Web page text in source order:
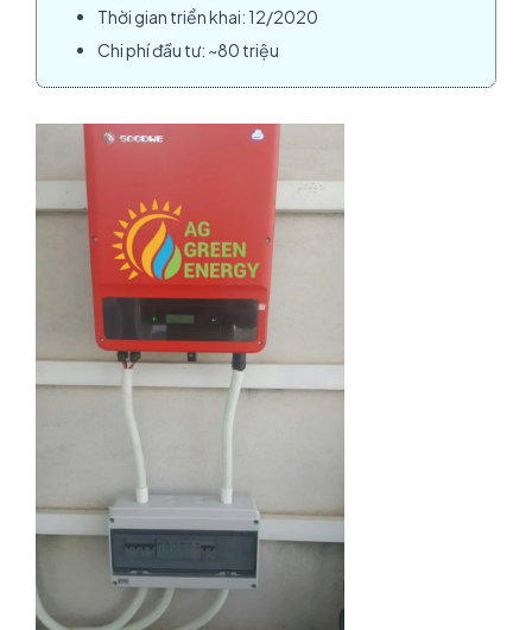
Thời gian triển khai: 12/2020
Chi phí đầu tư: ~80 triệu